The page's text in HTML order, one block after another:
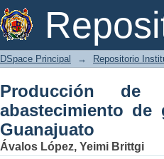
Producción de
municipio de
DSpace Principal → Repositorio
Producción de
abastecimiento
Guanajuato
Ávalos López, Yeimi Brittgi